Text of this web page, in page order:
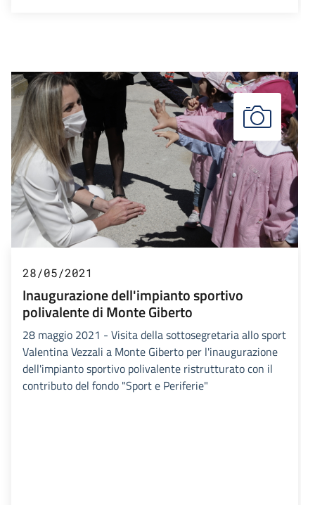
28/05/2021
Inaugurazione dell'impianto sportivo
polivalente di Monte Giberto
28 maggio 2021 - Visita della sottosegretaria allo sport
Valentina Vezzali a Monte Giberto per l'inaugurazione
dell'impianto sportivo polivalente ristrutturato con il
contributo del fondo "Sport e Periferie"